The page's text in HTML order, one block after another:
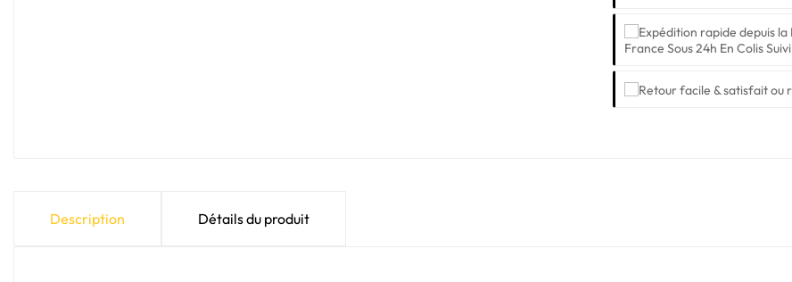
France Sous 24h En Colis Suivi
Description Détails du produit